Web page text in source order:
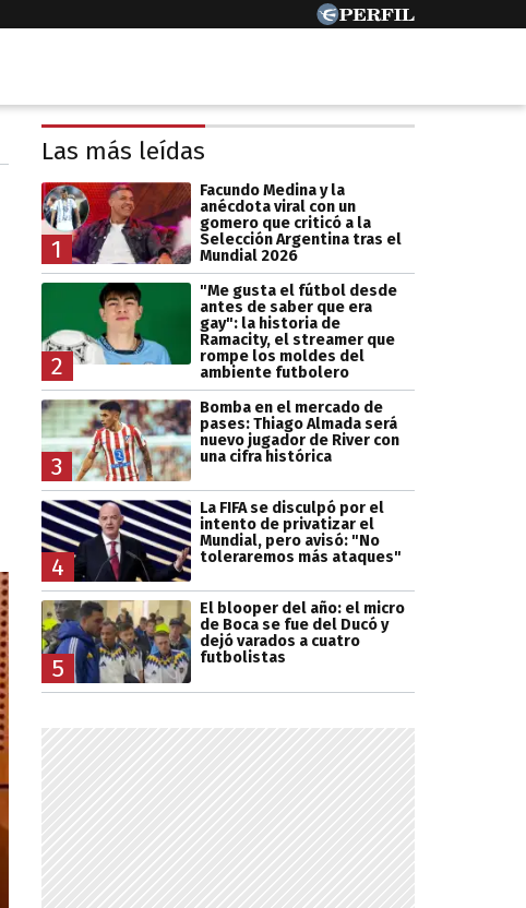
Las más leídas
1
Facundo Medina y la
anécdota viral con un
gomero que criticó a la
Selección Argentina tras el
Mundial 2026
2
"Me gusta el fútbol desde
antes de saber que era
gay": la historia de
Ramacity, el streamer que
rompe los moldes del
ambiente futbolero
3
Bomba en el mercado de
pases: Thiago Almada será
nuevo jugador de River con
una cifra histórica
4
La FIFA se disculpó por el
intento de privatizar el
Mundial, pero avisó: "No
toleraremos más ataques"
5
El blooper del año: el micro
de Boca se fue del Ducó y
dejó varados a cuatro
futbolistas